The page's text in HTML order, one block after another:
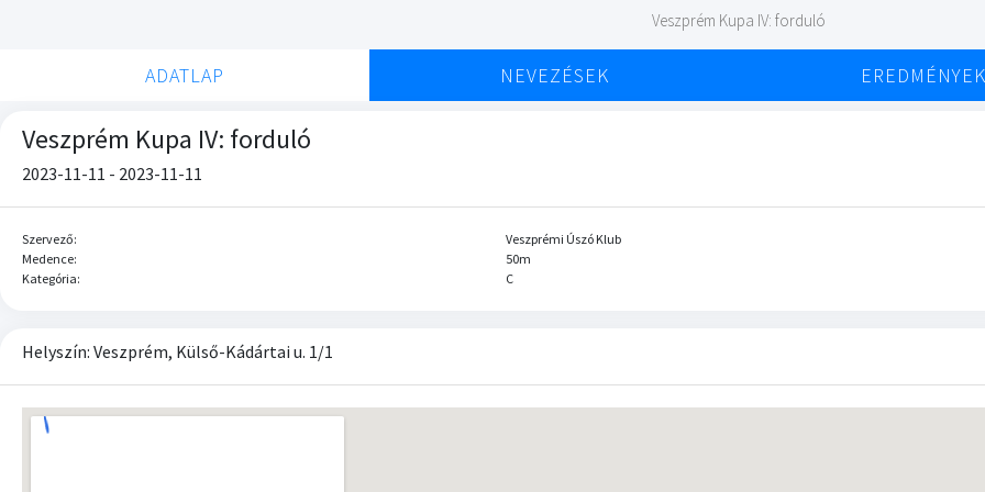
Veszprém Kupa IV: forduló
ADATLAP NEVEZÉSEK EREDMÉNYEK
Veszprém Kupa IV: forduló
2023-11-11 - 2023-11-11
Szervező:
Veszprémi Úszó Klub
Medence:
50m
Kategória:
C
Helyszín: Veszprém, Külső-Kádártai u. 1/1